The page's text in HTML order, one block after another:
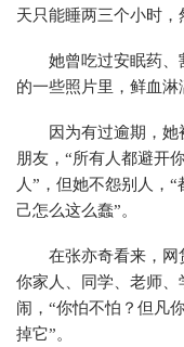
天只能睡两三个小时，
她曾吃过安眠药
的一些照片里，鲜血淋
因为有过逾期，她
朋友，“所有人都避开
人”，但她不怨别人，
己怎么这么蠢”。
在张亦奇看来，网
你家人、同学、老师
闹，“你怕不怕？但凡
掉它”。